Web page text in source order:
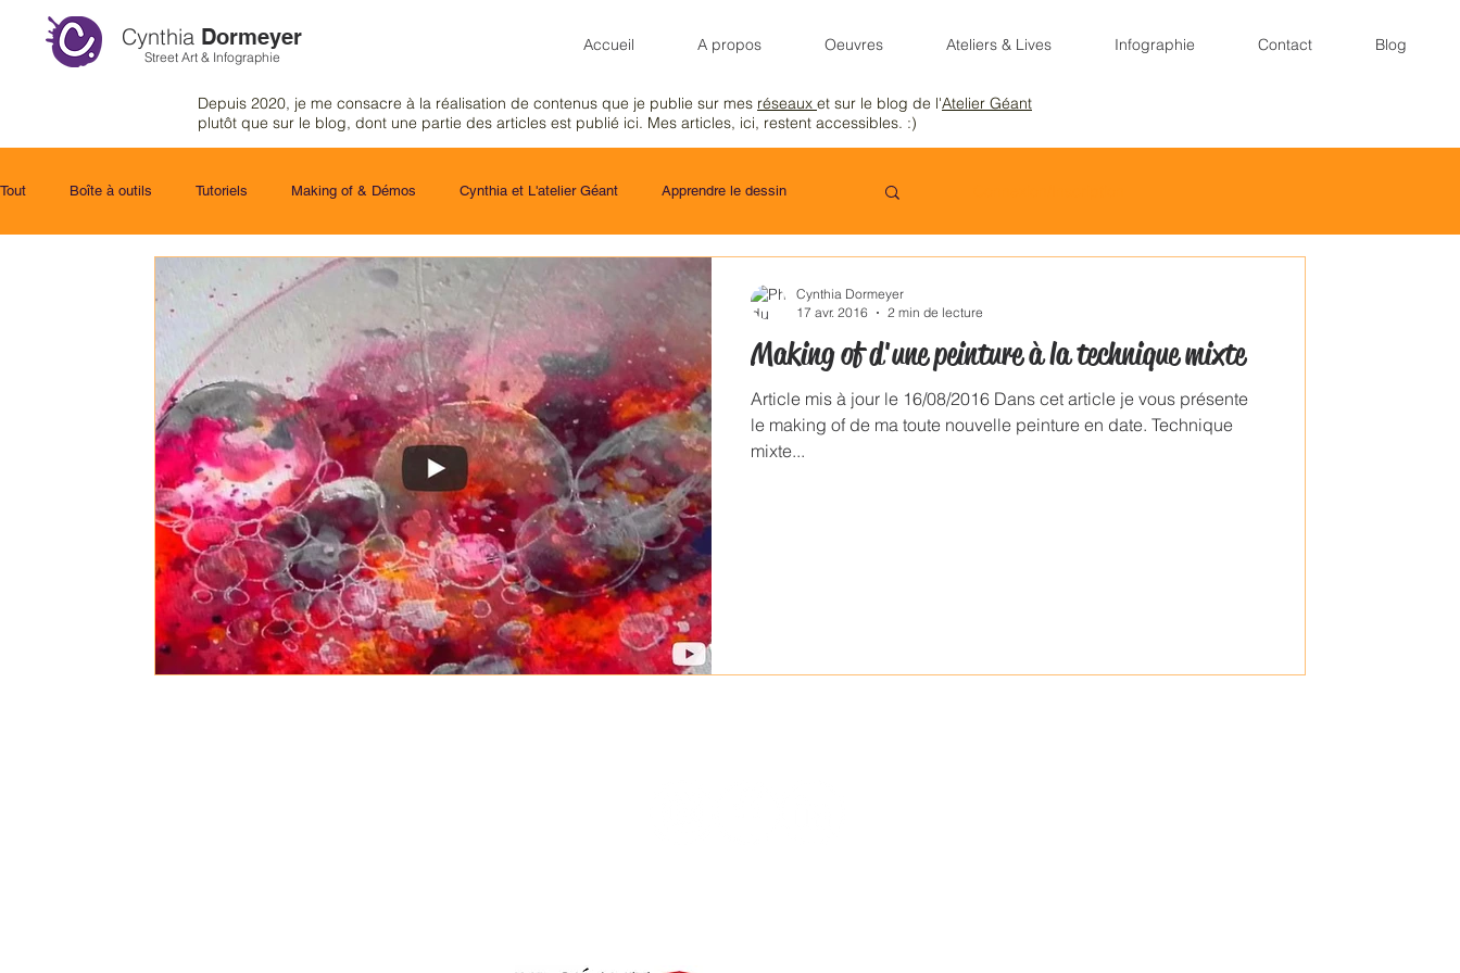
Cynthia Dormeyer
Street Art & Infographie
Accueil A propos Oeuvres Ateliers & Lives Infographie Contact Blog
Depuis 2020, je me consacre à la réalisation de contenus que je publie sur mes réseaux et sur le blog de l'Atelier Géant
plutôt que sur le blog, dont une partie des articles est publié ici. Mes articles, ici, restent accessibles. :)
Tout Boîte à outils Tutoriels Making of & Démos Cynthia et L'atelier Géant Apprendre le dessin
L'infographiste & ses outils Artistes & Coups de coeur
Making of d'une peinture à la technique mixte
Article mis à jour le 16/08/2016 Dans cet article je vous présente
le making of de ma toute nouvelle peinture en date. Technique
mixte...
Cynthia Dormeyer
17 avr. 2016
2 min de lecture